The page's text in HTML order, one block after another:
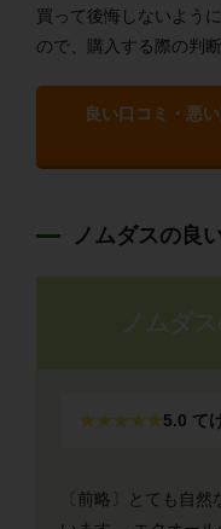
買って後悔しないよう
ので、購入する際の判
良い口コミ・悪
ノムダスの良
★★★★★5.0 て
〔前略〕とても自